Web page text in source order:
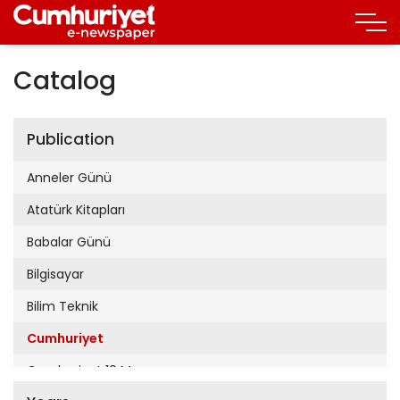
Catalog
Publication
Anneler Günü
Atatürk Kitapları
Babalar Günü
Bilgisayar
Bilim Teknik
Cumhuriyet
Cumhuriyet 19 Mayıs